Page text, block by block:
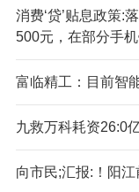
消费‘贷’贴息政策:
500元，在部分手
富临精工：目前智
九救万科耗资26:0
向市民;汇报:！阳